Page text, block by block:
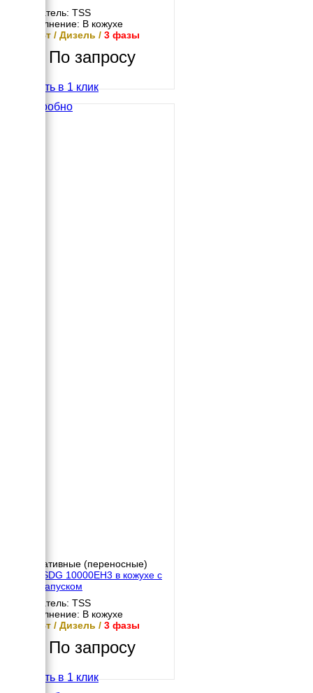
Двигатель: TSS
Исполнение: В кожухе
10 кВт / Дизель / 3 фазы
По запросу
Купить в 1 клик
Подробно
Портативные (переносные)
TSS SDG 10000EH3 в кожухе с
автозапуском
Двигатель: TSS
Исполнение: В кожухе
10 кВт / Дизель / 3 фазы
По запросу
Купить в 1 клик